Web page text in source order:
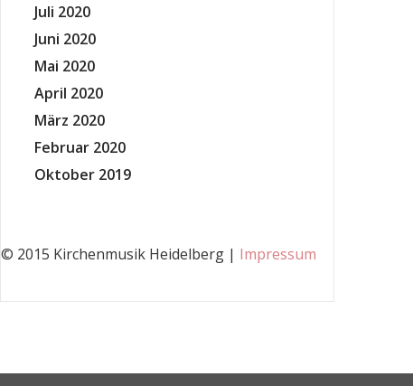
Juli 2020
Juni 2020
Mai 2020
April 2020
März 2020
Februar 2020
Oktober 2019
© 2015 Kirchenmusik Heidelberg | Impressum